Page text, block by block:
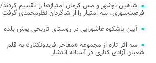
شاهین نوشهر و مس کرمان امتیازها را تقسیم کردند/
فرصت‌سوزی، سه امتیاز را از شاگردان نظرمحمدی گرفت
آیین باشکوه عاشورایی در روستای تاریخی یوش بلده
سه اثر تازه از مجموعه «مفاخر فریدونکنار» به قلم
شعبان آزادی کناری در آستانه انتشار